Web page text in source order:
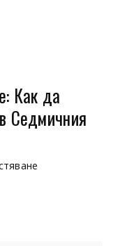
Как да
Седмичния